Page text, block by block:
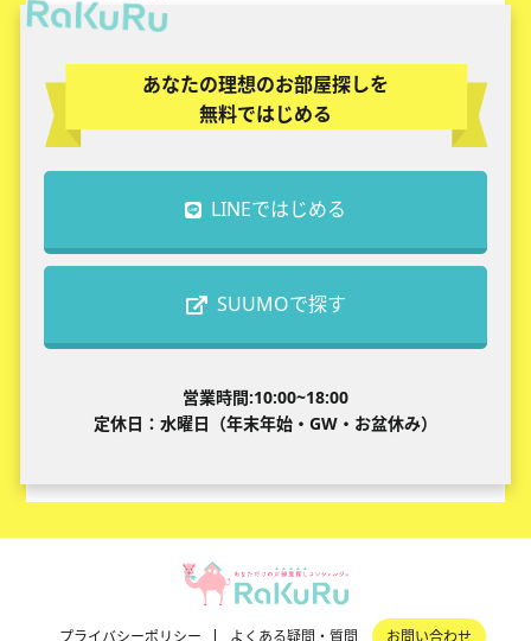
あなたの理想のお部屋探しを
無料ではじめる
LINEではじめる
SUUMOで探す
営業時間:10:00~18:00
定休日：水曜日（年末年始・GW・お盆休み）